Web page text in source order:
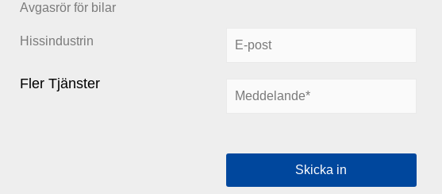
Avgasrör för bilar
Hissindustrin
Fler Tjänster
e
Skicka in